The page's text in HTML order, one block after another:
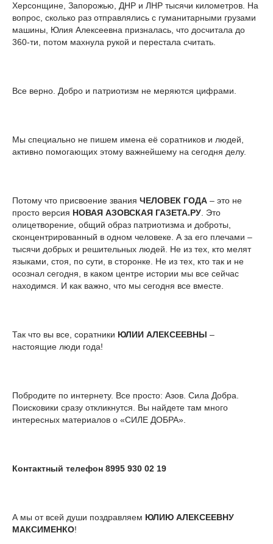
Херсонщине, Запорожью, ДНР и ЛНР тысячи километров. На
вопрос, сколько раз отправлялись с гуманитарными грузами
машины, Юлия Алексеевна призналась, что досчитала до
360-ти, потом махнула рукой и перестала считать.
Все верно. Добро и патриотизм не меряются цифрами.
Мы специально не пишем имена её соратников и людей,
активно помогающих этому важнейшему на сегодня делу.
Потому что присвоение звания ЧЕЛОВЕК ГОДА – это не
просто версия НОВАЯ АЗОВСКАЯ ГАЗЕТА.РУ. Это
олицетворение, общий образ патриотизма и доброты,
сконцентрированный в одном человеке. А за его плечами –
тысячи добрых и решительных людей. Не из тех, кто мелят
языками, стоя, по сути, в сторонке. Не из тех, кто так и не
осознал сегодня, в каком центре истории мы все сейчас
находимся. И как важно, что мы сегодня все вместе.
Так что вы все, соратники ЮЛИИ АЛЕКСЕЕВНЫ –
настоящие люди года!
Побродите по интернету. Все просто: Азов. Сила Добра.
Поисковики сразу откликнутся. Вы найдете там много
интересных материалов о «СИЛЕ ДОБРА».
Контактный телефон 8995 930 02 19
А мы от всей души поздравляем ЮЛИЮ АЛЕКСЕЕВНУ
МАКСИМЕНКО!